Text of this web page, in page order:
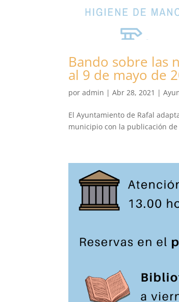
Bando sobre las
al 9 de mayo de
poradmin |Abr 28, 2021 |
El Ayuntamiento de Rafal
municipio con la publicación